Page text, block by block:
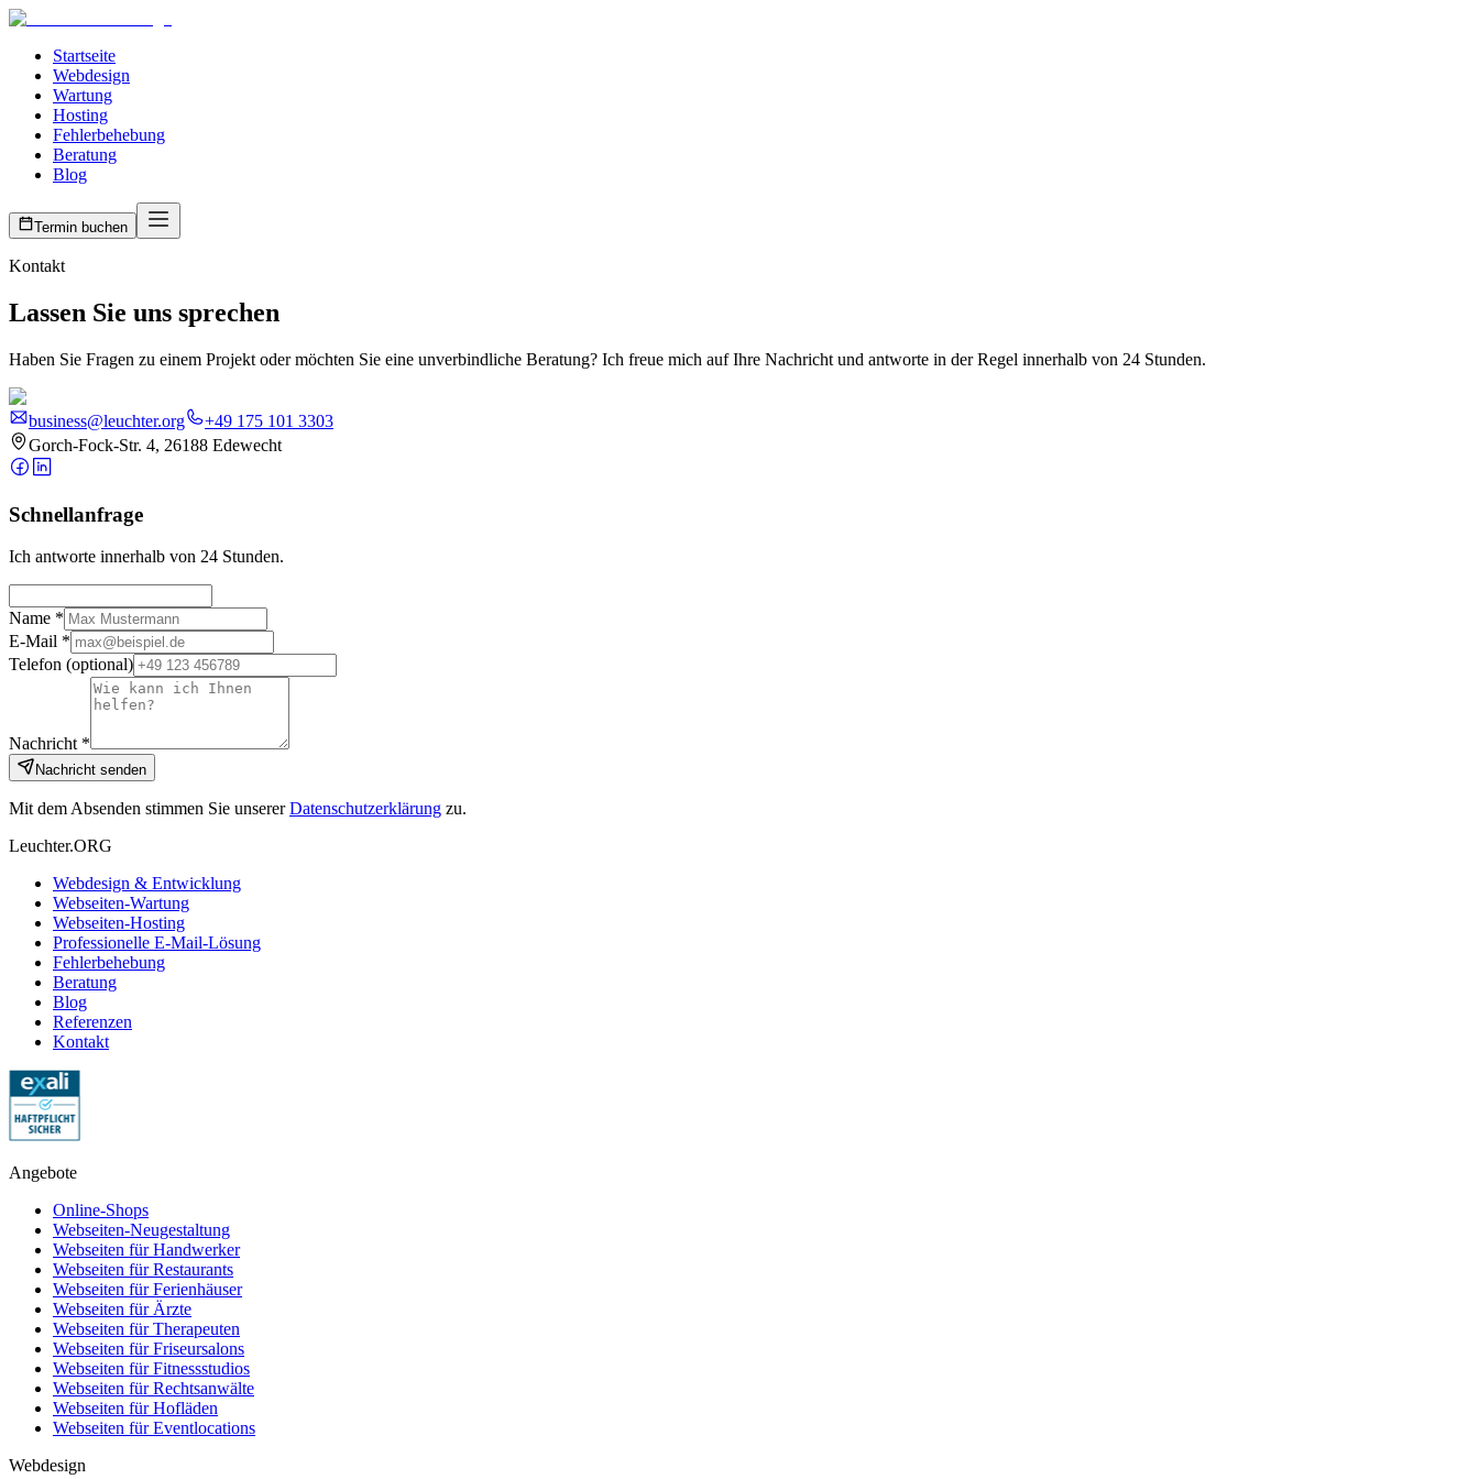
Startseite
Webdesign
Wartung
Hosting
Fehlerbehebung
Beratung
Blog
Termin buchen
Kontakt
Lassen Sie uns sprechen
Haben Sie Fragen zu einem Projekt oder möchten Sie eine unverbindliche Beratung? Ich freue mich auf Ihre Nachricht und antworte in der Regel innerhalb von 24 Stunden.
business@leuchter.org
+49 175 101 3303
Gorch-Fock-Str. 4, 26188 Edewecht
Schnellanfrage
Ich antworte innerhalb von 24 Stunden.
Name *
E-Mail *
Telefon (optional)
Nachricht *
Nachricht senden
Mit dem Absenden stimmen Sie unserer Datenschutzerklärung zu.
Leuchter.ORG
Webdesign & Entwicklung
Webseiten-Wartung
Webseiten-Hosting
Professionelle E-Mail-Lösung
Fehlerbehebung
Beratung
Blog
Referenzen
Kontakt
Angebote
Online-Shops
Webseiten-Neugestaltung
Webseiten für Handwerker
Webseiten für Restaurants
Webseiten für Ferienhäuser
Webseiten für Ärzte
Webseiten für Therapeuten
Webseiten für Friseursalons
Webseiten für Fitnessstudios
Webseiten für Rechtsanwälte
Webseiten für Hofläden
Webseiten für Eventlocations
Webdesign